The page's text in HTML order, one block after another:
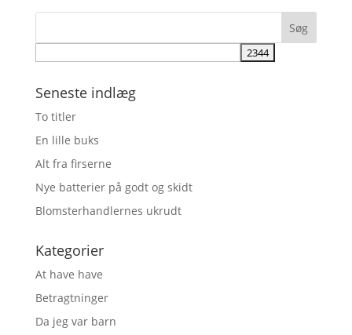
Seneste indlæg
To titler
En lille buks
Alt fra firserne
Nye batterier på godt og skidt
Blomsterhandlernes ukrudt
Kategorier
At have have
Betragtninger
Da jeg var barn